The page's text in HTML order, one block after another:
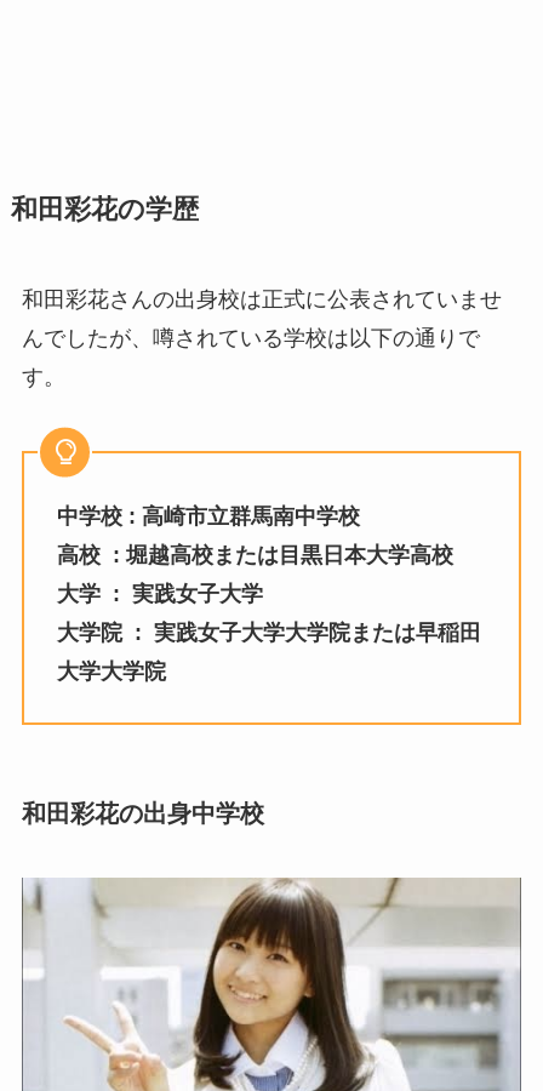
和田彩花の学歴
和田彩花さんの出身校は正式に公表されていませ
んでしたが、噂されている学校は以下の通りで
す。
中学校 : 高崎市立群馬南中学校
高校 : 堀越高校または目黒日本大学高校
大学 : 実践女子大学
大学院 : 実践女子大学大学院または早稲田
大学大学院
和田彩花の出身中学校